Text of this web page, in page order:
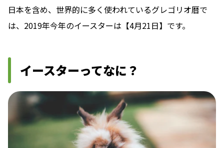
日本を含め、世界的に多く使われているグレゴリオ暦で
は、2019年今年のイースターは【4月21日】です。
イースターってなに？